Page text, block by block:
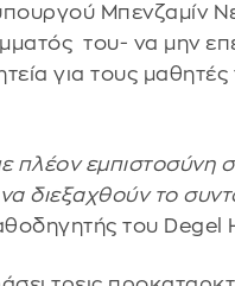
Μπενζαμίν
του- να μην
για τους
πλέον εμπιστοσύνη
διεξαχθούν το
του Degel